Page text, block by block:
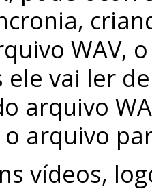
WAV,
ele vai ler
arquivo
arquivo
vídeos,